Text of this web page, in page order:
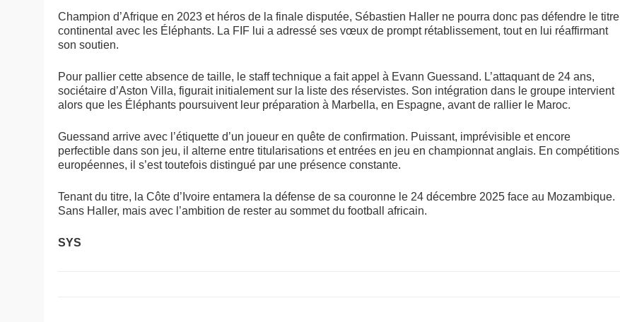
Champion d’Afrique en 2023 et héros de la finale disputée, Sébastien Haller ne pourra donc pas défendre le titre
continental avec les Éléphants. La FIF lui a adressé ses vœux de prompt rétablissement, tout en lui réaffirmant
son soutien.
Pour pallier cette absence de taille, le staff technique a fait appel à Evann Guessand. L’attaquant de 24 ans,
sociétaire d’Aston Villa, figurait initialement sur la liste des réservistes. Son intégration dans le groupe intervient
alors que les Éléphants poursuivent leur préparation à Marbella, en Espagne, avant de rallier le Maroc.
Guessand arrive avec l’étiquette d’un joueur en quête de confirmation. Puissant, imprévisible et encore
perfectible dans son jeu, il alterne entre titularisations et entrées en jeu en championnat anglais. En compétitions
européennes, il s’est toutefois distingué par une présence constante.
Tenant du titre, la Côte d’Ivoire entamera la défense de sa couronne le 24 décembre 2025 face au Mozambique.
Sans Haller, mais avec l’ambition de rester au sommet du football africain.
SYS